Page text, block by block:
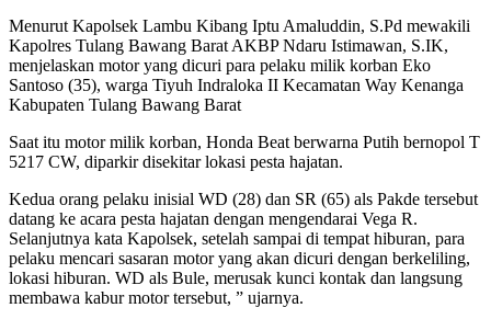
Menurut Kapolsek Lambu Kibang Iptu Amaluddin, S.Pd mewakili
Kapolres Tulang Bawang Barat AKBP Ndaru Istimawan, S.IK,
menjelaskan motor yang dicuri para pelaku milik korban Eko
Santoso (35), warga Tiyuh Indraloka II Kecamatan Way Kenanga
Kabupaten Tulang Bawang Barat
Saat itu motor milik korban, Honda Beat berwarna Putih bernopol T
5217 CW, diparkir disekitar lokasi pesta hajatan.
Kedua orang pelaku inisial WD (28) dan SR (65) als Pakde tersebut
datang ke acara pesta hajatan dengan mengendarai Vega R.
Selanjutnya kata Kapolsek, setelah sampai di tempat hiburan, para
pelaku mencari sasaran motor yang akan dicuri dengan berkeliling,
lokasi hiburan. WD als Bule, merusak kunci kontak dan langsung
membawa kabur motor tersebut, ” ujarnya.